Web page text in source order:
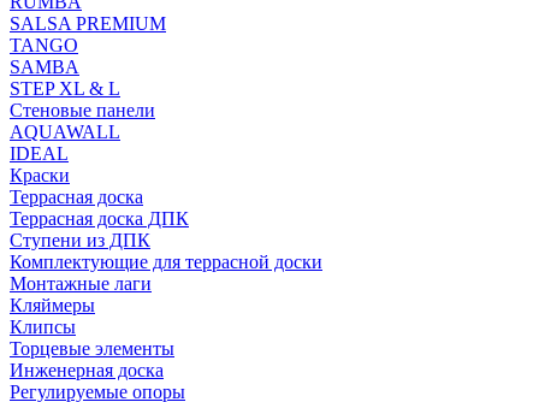
SALSA PREMIUM
TANGO
SAMBA
STEP XL & L
Стеновые панели
AQUAWALL
IDEAL
Краски
Террасная доска
Террасная доска ДПК
Ступени из ДПК
Комплектующие для террасной доски
Монтажные лаги
Кляймеры
Клипсы
Торцевые элементы
Инженерная доска
Регулируемые опоры